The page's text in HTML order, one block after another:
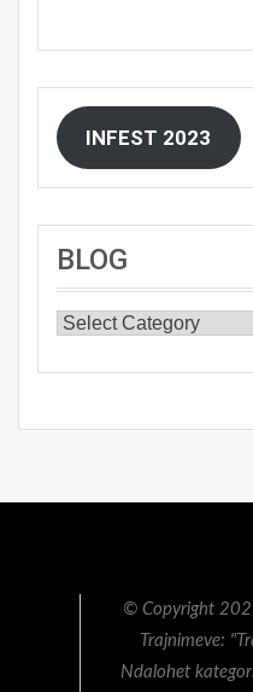
INFEST 2023
BLOG
BLOG
© Copyright
Trajnimeve:
Ndalohet